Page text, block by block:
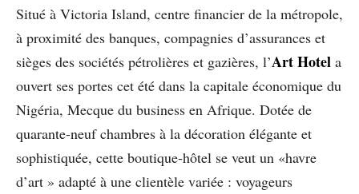
Situé à Victoria Island, centre financier de la métropole,
à proximité des banques, compagnies d’assurances et
sièges des sociétés pétrolières et gazières, l’Art Hotel a
ouvert ses portes cet été dans la capitale économique du
Nigéria, Mecque du business en Afrique. Dotée de
quarante-neuf chambres à la décoration élégante et
sophistiquée, cette boutique-hôtel se veut un «havre
d’art » adapté à une clientèle variée : voyageurs